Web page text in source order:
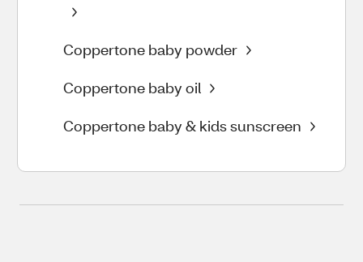
Coppertone baby powder
Coppertone baby oil
Coppertone baby & kids sunscreen